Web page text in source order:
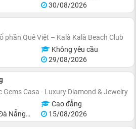
30/08/2026
phần Quê Việt – Kalà Kalà Beach Club
Không yêu cầu
29/08/2026
Gems Casa - Luxury Diamond & Jewelry
Cao đẳng
Thanh Khê
15/08/2026